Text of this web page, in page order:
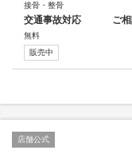
接骨・整骨
交通事故対応 ご相
無料
販売中
店舗公式